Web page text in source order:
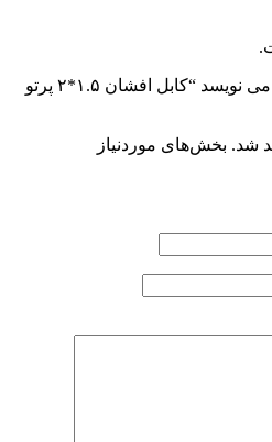
اولین کسی باشید که دیدگاهی می نویسد “کابل افشان ۱.۵*۲ پرتو
شد. بخش‌های موردنیاز